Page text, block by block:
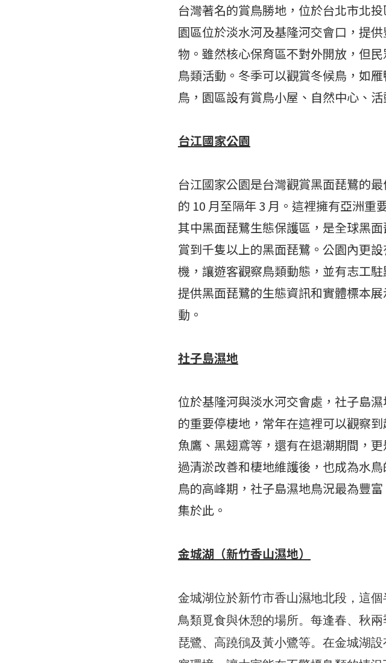
台灣著名的賞鳥勝地，位於台北市北
園區位於淡水河及基隆河交會口，提
物。雖然核心保育區不對外開放，但
鳥類活動。冬季可以觀賞冬候鳥，如
鳥，園區設有賞鳥小屋、自然中心、
台江國家公園
台江國家公園是台灣觀賞黑面琵鷺的
的 10 月至隔年 3 月。這裡擁有亞洲重
其中黑面琵鷺生態保護區，是全球黑
賞到千隻以上的黑面琵鷺。公園內更
機，讓遊客觀察鳥類動態，並有志工
提供黑面琵鷺的生態資訊和實體標本
動。
社子島濕地
位於基隆河與淡水河交會處，社子島
的重要停棲地，常年在這裡可以觀察
魚鷹、黑翅鳶等，還有在退潮期間，
過清淤改善和棲地維護後，也成為水
鳥的高峰期，社子島濕地鳥況最為豐
集於此。
金城湖（新竹香山濕地）
金城湖位於新竹市香山濕地北段，這
鳥類覓食與休憩的場所。每逢春、秋
琵鷺、高蹺鴴及黃小鷺等。在金城湖